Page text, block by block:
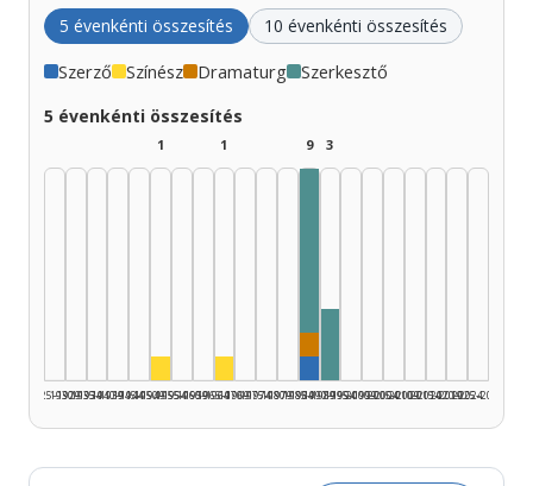
5 évenkénti összesítés 10 évenkénti összesítés
Szerző Színész Dramaturg Szerkesztő
5 évenkénti összesítés
1925–1929
1930–1934
1935–1939
1940–1944
1945–1949
1
Színész, 1950–1954: 1
1950–1954
1955–1959
1960–1964
1
Színész, 1965–1969: 1
1965–1969
1970–1974
1975–1979
1980–1984
9
Szerző, 1985–1989: 1
Dramaturg, 1985–1989: 1
1985–1989
3
1990–1994
1995–1999
2000–2004
2005–2009
2010–2014
2015–2019
2020–2024
2025–2026